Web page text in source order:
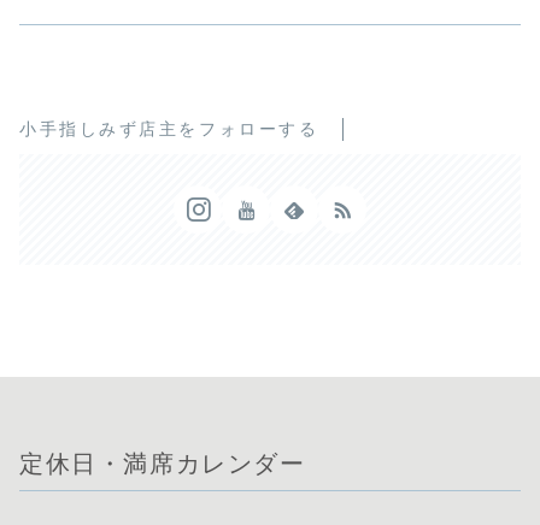
小手指しみず店主をフォローする
定休日・満席カレンダー